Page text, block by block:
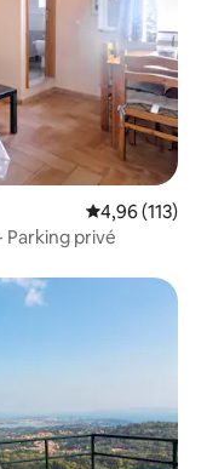
Évaluation
4,96 (113)
Parking privé